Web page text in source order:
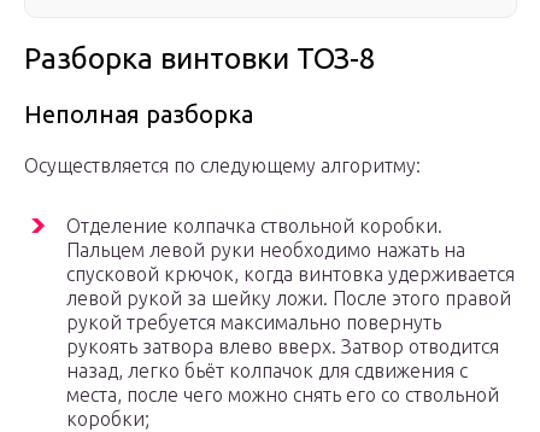
Разборка винтовки ТОЗ-8
Неполная разборка
Осуществляется по следующему алгоритму:
Отделение колпачка ствольной коробки.
Пальцем левой руки необходимо нажать на
спусковой крючок, когда винтовка удерживается
левой рукой за шейку ложи. После этого правой
рукой требуется максимально повернуть
рукоять затвора влево вверх. Затвор отводится
назад, легко бьёт колпачок для сдвижения с
места, после чего можно снять его со ствольной
коробки;